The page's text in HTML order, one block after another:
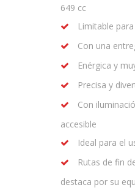
649 cc
Limitable
Con una
Enérgica y
Precisa y
Con
accesible
Ideal para el
Rutas de fin
destaca por su